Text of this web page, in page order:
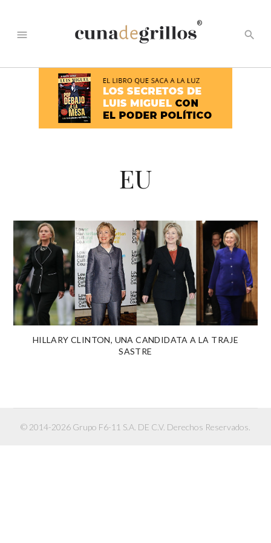
menu
®
search
EU
HILLARY CLINTON, UNA CANDIDATA A LA TRAJE
SASTRE
© 2014-2026 Grupo F6-11 S.A. DE C.V. Derechos Reservados.